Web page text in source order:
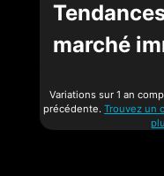
marché
Variations sur 1 an
précédente. Trouvez un